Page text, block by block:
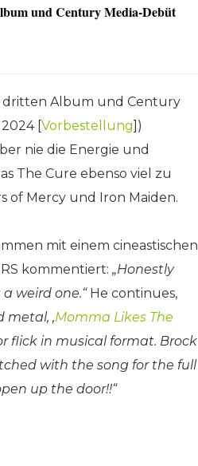
und Century Media-Debüt
dritten Album und Century
[Vorbestellung])
nie die Energie und
The Cure ebenso viel zu
of Mercy und Iron Maiden.
mit einem cineastischen
kommentiert: „Honestly
weird one.“He continues,
‚Momma Likes The
flick in musical format. Brock
with the song for the full
up the door!!“